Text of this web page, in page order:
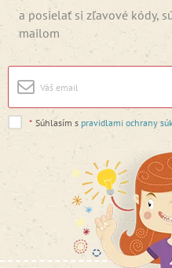
a posielať si zľavové kódy,
mailom
* Súhlasím s pravidlami ochrany